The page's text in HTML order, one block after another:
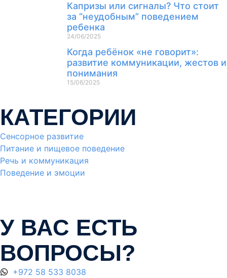
Капризы или сигналы? Что стоит
за “неудобным” поведением
ребенка
24/06/2025
Когда ребёнок «не говорит»:
развитие коммуникации, жестов и
понимания
15/06/2025
КАТЕГОРИИ
Сенсорное развитие
Питание и пищевое поведение
Речь и коммуникация
Поведение и эмоции
У ВАС ЕСТЬ
ВОПРОСЫ?
+972 58 533 8038